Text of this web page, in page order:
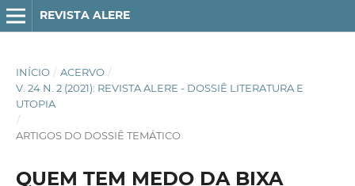
REVISTA ALERE
INÍCIO / ACERVO /
V. 24 N. 2 (2021): REVISTA ALERE - DOSSIÊ LITERATURA E
UTOPIA
/
ARTIGOS DO DOSSIÊ TEMÁTICO
QUEM TEM MEDO DA BIXA